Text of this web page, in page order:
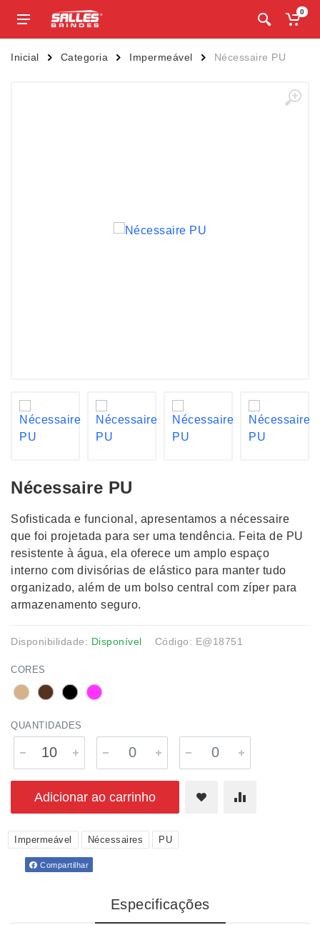
0
Inicial Categoria Impermeável Nécessaire PU
Nécessaire PU
Sofisticada e funcional, apresentamos a nécessaire
que foi projetada para ser uma tendência. Feita de PU
resistente à água, ela oferece um amplo espaço
interno com divisórias de elástico para manter tudo
organizado, além de um bolso central com zíper para
armazenamento seguro.
Disponibilidade: Disponível Código: E@18751
CORES
QUANTIDADES
Adicionar ao carrinho
Impermeável Nécessaires PU
Compartilhar
Especificações